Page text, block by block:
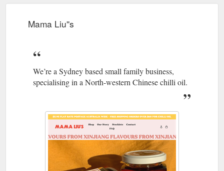
Mama Liu''s
We’re a Sydney based small family business,
specialising in a North-western Chinese chilli oil.